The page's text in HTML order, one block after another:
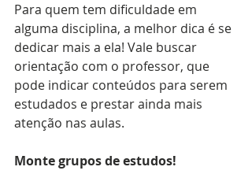
Para quem tem dificuldade em
alguma disciplina, a melhor dica é se
dedicar mais a ela! Vale buscar
orientação com o professor, que
pode indicar conteúdos para serem
estudados e prestar ainda mais
atenção nas aulas.
Monte grupos de estudos!